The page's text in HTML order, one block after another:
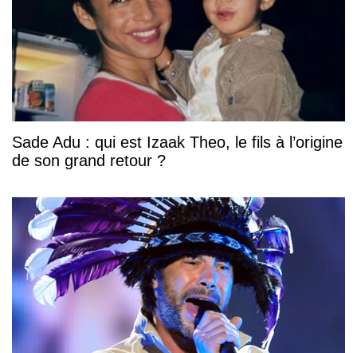
Sade Adu : qui est Izaak Theo, le fils à l’origine
de son grand retour ?